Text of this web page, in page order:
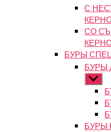
С
СО
БУРЫ
БУРЫ
БУРЫ